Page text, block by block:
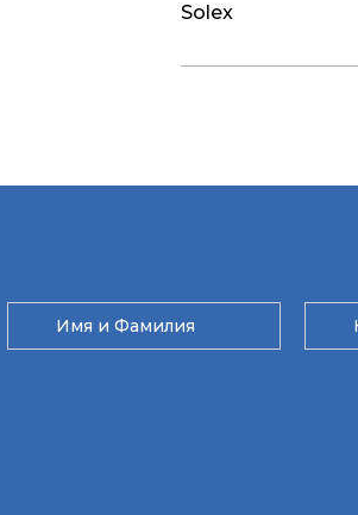
Solex